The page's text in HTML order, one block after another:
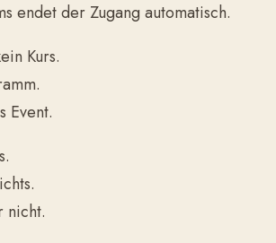
endet der Zugang automatisch.
Kurs.
Event.
nicht.